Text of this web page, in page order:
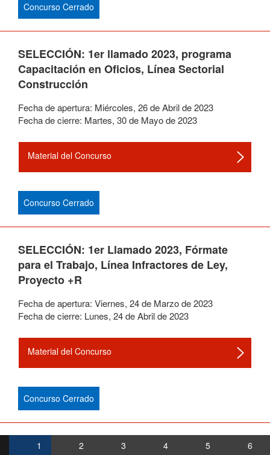
Concurso Cerrado
SELECCIÓN: 1er llamado 2023, programa
Capacitación en Oficios, Línea Sectorial
Construcción
Fecha de apertura: Miércoles, 26deAbrilde2023
Fecha de cierre: Martes, 30de Mayode2023
Material del Concurso
Concurso Cerrado
SELECCIÓN: 1er Llamado 2023, Fórmate
para el Trabajo, Línea Infractores de Ley,
Proyecto +R
Fecha de apertura: Viernes, 24de Marzode2023
Fecha de cierre: Lunes, 24deAbrilde2023
Material del Concurso
Concurso Cerrado
1 2 3 4 5
6